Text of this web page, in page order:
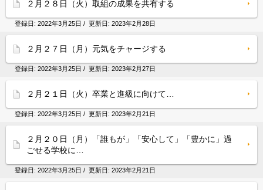
２月２８日（火）取組の成果を共有する
登録日: 2022年3月25日 / 更新日: 2023年2月28日
２月２７日（月）元気をチャージする
登録日: 2022年3月25日 / 更新日: 2023年2月27日
２月２１日（火）卒業と進級に向けて…
登録日: 2022年3月25日 / 更新日: 2023年2月21日
２月２０日（月）「誰もが」「安心して」「豊かに」過
ごせる学校に…
登録日: 2022年3月25日 / 更新日: 2023年2月21日